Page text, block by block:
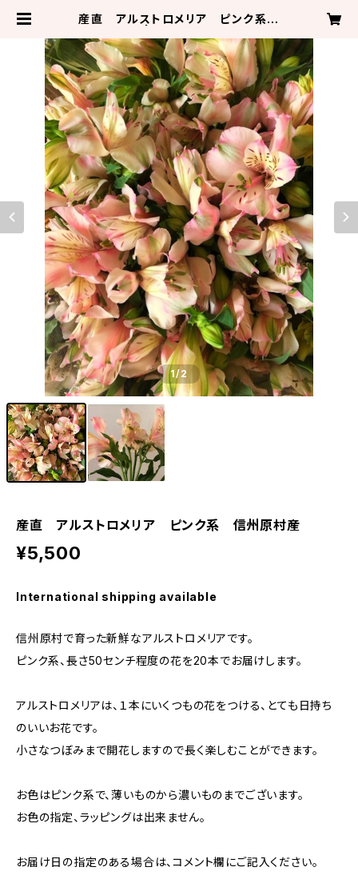
産直 アルストロメリア ピンク系
1/2
産直 アルストロメリア ピンク系 信州原村産
¥5,500
International shipping available
信州原村で育った新鮮なアルストロメリアです。
ピンク系、長さ50センチ程度の花を20本でお届けします。
アルストロメリアは、１本にいくつもの花をつける、とても日持ち
のいいお花です。
小さなつぼみまで開花しますので長く楽しむことができます。
お色はピンク系で、薄いものから濃いものまでございます。
お色の指定、ラッピングは出来ません。
お届け日の指定のある場合は、コメント欄にご記入ください。